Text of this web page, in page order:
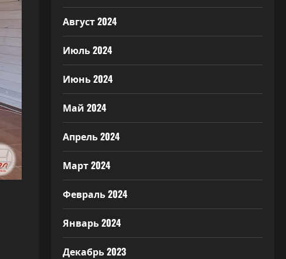
Август 2024
Июль 2024
Июнь 2024
Май 2024
Апрель 2024
Март 2024
Февраль 2024
Январь 2024
Декабрь 2023